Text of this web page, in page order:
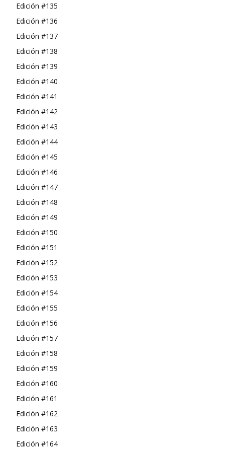
Edición #135
Edición #136
Edición #137
Edición #138
Edición #139
Edición #140
Edición #141
Edición #142
Edición #143
Edición #144
Edición #145
Edición #146
Edición #147
Edición #148
Edición #149
Edición #150
Edición #151
Edición #152
Edición #153
Edición #154
Edición #155
Edición #156
Edición #157
Edición #158
Edición #159
Edición #160
Edición #161
Edición #162
Edición #163
Edición #164